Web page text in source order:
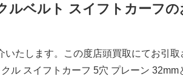
ルベルト スイフトカーフの
たします。この度店頭買取にてお引
ル スイフトカーフ 5穴 プレーン 32mm